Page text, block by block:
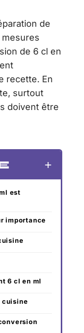
de
de 6 cl en
recette. En
surtout
doivent être
est
importance
6 cl en ml
cuisine